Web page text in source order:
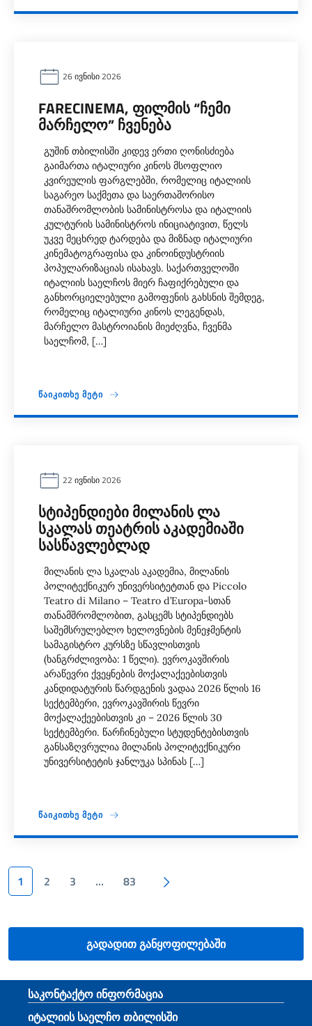
26 ᲘᲕᲜᲘᲡᲘ 2026
FARECINEMA, ᲤᲘᲚᲛᲘᲡ “ᲩᲔᲛᲘ
ᲛᲐᲠᲩᲔᲚᲝ” ᲩᲕᲔᲜᲔᲑᲐ
გუშინ თბილისში კიდევ ერთი ღონისძიება
გაიმართა იტალიური კინოს მსოფლიო
კვირეულის ფარგლებში, რომელიც იტალიის
საგარეო საქმეთა და საერთაშორისო
თანაშრომლობის სამინისტროსა და იტალიის
კულტურის სამინისტროს ინიციატივით, წელს
უკვე მეცხრედ ტარდება და მიზნად იტალიური
კინემატოგრაფისა და კინოინდუსტრიის
პოპულარიზაციას ისახავს. საქართველოში
იტალიის საელჩოს მიერ ჩაფიქრებული და
განხორციელებული გამოფენის გახსნის შემდეგ,
რომელიც იტალიური კინოს ლეგენდას,
მარჩელო მასტროიანის მიეძღვნა, ჩვენმა
საელჩომ, […]
ᲬᲐᲘᲙᲘᲗᲮᲔ ᲛᲔᲢᲘ
22 ᲘᲕᲜᲘᲡᲘ 2026
ᲡᲢᲘᲞᲔᲜᲓᲘᲔᲑᲘ ᲛᲘᲚᲐᲜᲘᲡ ᲚᲐ
ᲡᲙᲐᲚᲐᲡ ᲗᲔᲐᲢᲠᲘᲡ ᲐᲙᲐᲓᲔᲛᲘᲐᲨᲘ
ᲡᲐᲡᲬᲐᲕᲚᲔᲑᲚᲐᲓ
მილანის ლა სკალას აკადემია, მილანის
პოლიტექნიკურ უნივერსიტეტთან და Piccolo
Teatro di Milano – Teatro d’Europa-სთან
თანამშრომლობით, გასცემს სტიპენდიებს
საშემსრულებლო ხელოვნების მენეჯმენტის
სამაგისტრო კურსზე სწავლისთვის
(ხანგრძლივობა: 1 წელი). ევროკავშირის
არაწევრი ქვეყნების მოქალაქეებისთვის
კანდიდატურის წარდგენის ვადაა 2026 წლის 16
სექტემბერი, ევროკავშირის წევრი
მოქალაქეებისთვის კი – 2026 წლის 30
სექტემბერი. წარჩინებული სტუდენტებისთვის
განსაზღვრულია მილანის პოლიტექნიკური
უნივერსიტეტის ჯანლუკა სპინას […]
ᲬᲐᲘᲙᲘᲗᲮᲔ ᲛᲔᲢᲘ
პაგინაცია
1 2 3 … 83
გადადით განყოფილებაში
Footer section
საკონტაქტო ინფორმაცია
იტალიის საელჩო თბილისში